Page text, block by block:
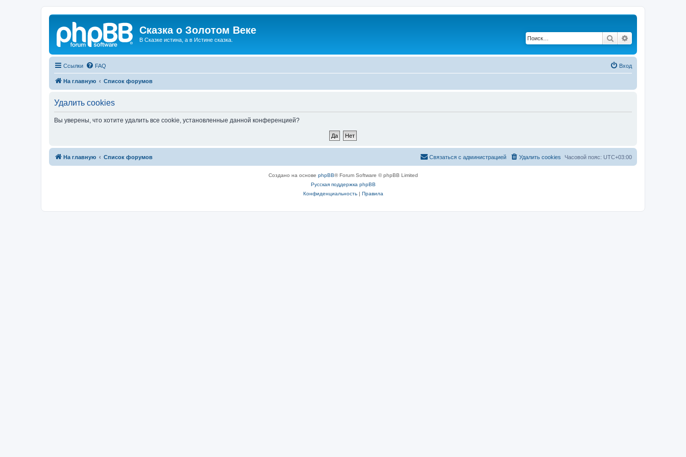
Сказка о Золотом Веке
В Сказке истина, а в Истине сказка. Поиск
Ссылки FAQ Вход
На главную Список форумов
Удалить cookies
Вы уверены, что хотите удалить все cookie, установленные данной конференцией?
На главную Список форумов Часовой пояс: UTC+03:00
Удалить cookies
Связаться с администрацией
Создано на основе phpBB® Forum Software © phpBB Limited
Русская поддержка phpBB
Конфиденциальность| Правила